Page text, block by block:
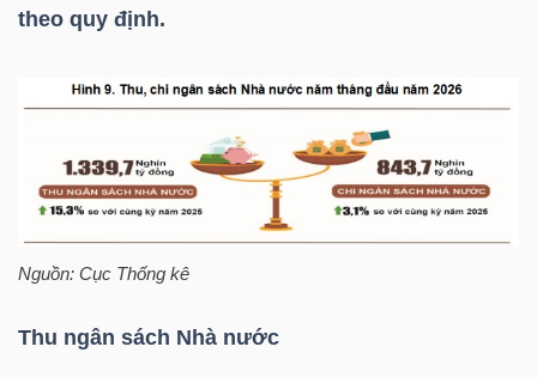
theo quy định.
Nguồn: Cục Thống kê
Thu ngân sách Nhà nước
CHÍNH